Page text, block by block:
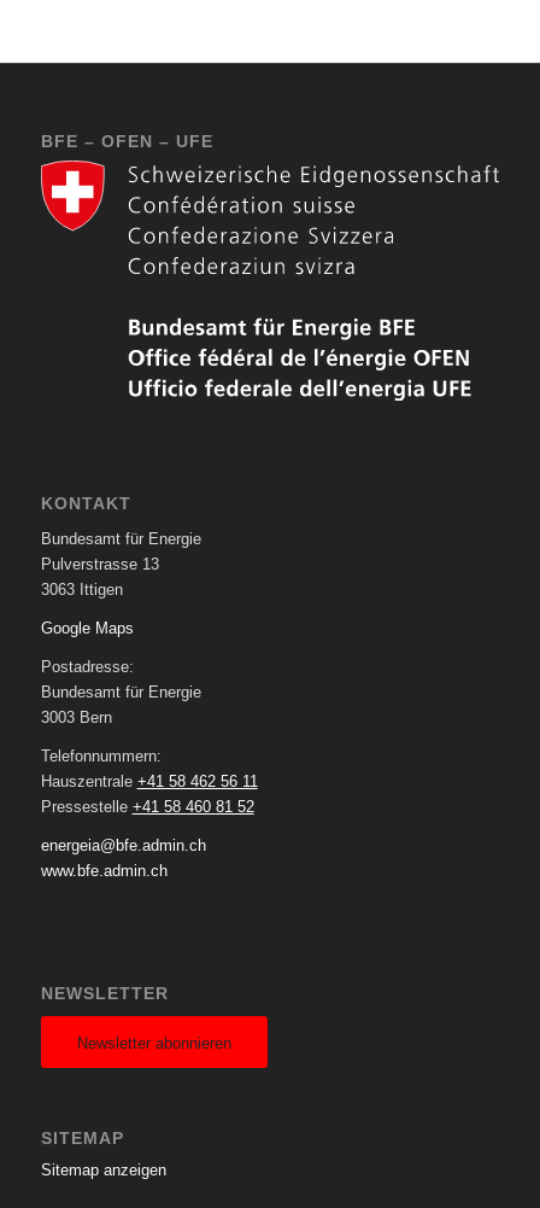
BFE – OFEN – UFE
KONTAKT
Bundesamt für Energie
Pulverstrasse 13
3063 Ittigen
Google Maps
Postadresse:
Bundesamt für Energie
3003 Bern
Telefonnummern:
Hauszentrale +41 58 462 56 11
Pressestelle +41 58 460 81 52
energeia@bfe.admin.ch
www.bfe.admin.ch
NEWSLETTER
Newsletter abonnieren
SITEMAP
Sitemap anzeigen